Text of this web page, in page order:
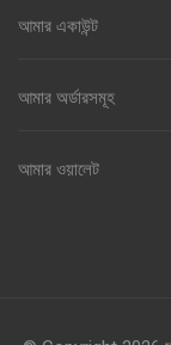
আমার একাউন্ট
আমার অর্ডারসমূহ
আমার ওয়ালেট